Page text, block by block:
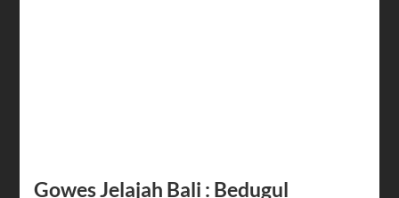
Gowes Jelajah Bali : Bedugul